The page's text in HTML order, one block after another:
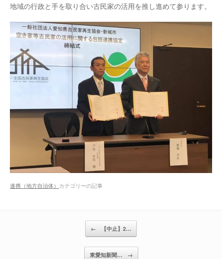
地域の行政と手を取り合い古民家の活用を推し進めて参ります。
連携（地方自治体） カテゴリーの記事
← 【中止】2…
東愛知新聞… →